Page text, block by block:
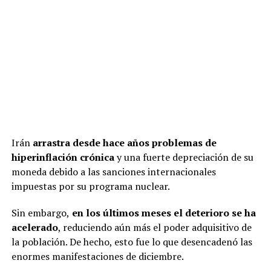
Irán arrastra desde hace años problemas de
hiperinflación crónicay una fuerte depreciación de su
moneda debido a las sanciones internacionales
impuestas por su programa nuclear.
Sin embargo, en los últimos meses el deterioro se ha
acelerado, reduciendo aún más el poder adquisitivo de
la población. De hecho, esto fue lo que desencadenó las
enormes manifestaciones de diciembre.